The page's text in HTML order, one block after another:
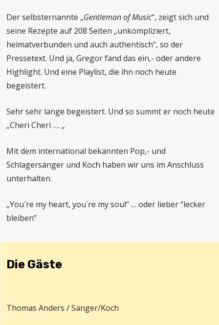
Der selbsternannte „Gentleman of Music“, zeigt sich und
seine Rezepte auf 208 Seiten „unkompliziert,
heimatverbunden und auch authentisch“, so der
Pressetext. Und ja, Gregor fand das ein,- oder andere
Highlight. Und eine Playlist, die ihn noch heute
begeistert.
Sehr sehr lange begeistert. Und so summt er noch heute
„Cheri Cheri …. „
Mit dem international bekannten Pop,- und
Schlagersänger und Koch haben wir uns im Anschluss
unterhalten.
„You´re my heart, you´re my soul“ … oder lieber “lecker
bleiben”
Die Gäste
Thomas Anders / Sänger/Koch